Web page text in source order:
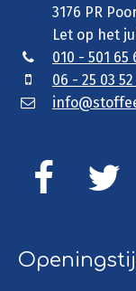
3176 PR
Let op het
010 - 501 65
06 - 25 03 52